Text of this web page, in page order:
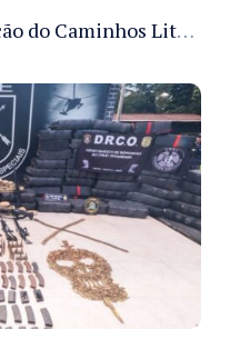
Sejusc participa da 5ª edição do Caminhos Literários com foco na cultura hip-hop nas unidades socioeducativas